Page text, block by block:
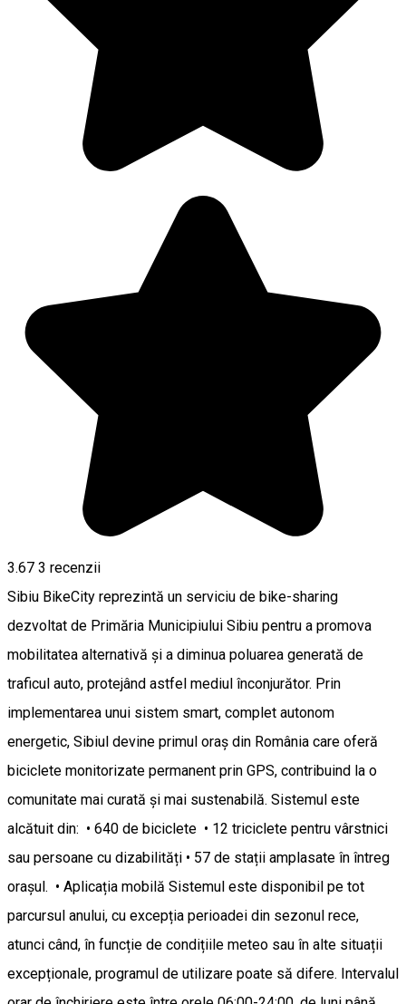
3.67 3 recenzii
Sibiu BikeCity reprezintă un serviciu de bike-sharing
dezvoltat de Primăria Municipiului Sibiu pentru a promova
mobilitatea alternativă și a diminua poluarea generată de
traficul auto, protejând astfel mediul înconjurător. Prin
implementarea unui sistem smart, complet autonom
energetic, Sibiul devine primul oraș din România care oferă
biciclete monitorizate permanent prin GPS, contribuind la o
comunitate mai curată și mai sustenabilă. Sistemul este
alcătuit din: • 640 de biciclete • 12 triciclete pentru vârstnici
sau persoane cu dizabilități • 57 de stații amplasate în întreg
orașul. • Aplicația mobilă Sistemul este disponibil pe tot
parcursul anului, cu excepția perioadei din sezonul rece,
atunci când, în funcție de condițiile meteo sau în alte situații
excepționale, programul de utilizare poate să difere. Intervalul